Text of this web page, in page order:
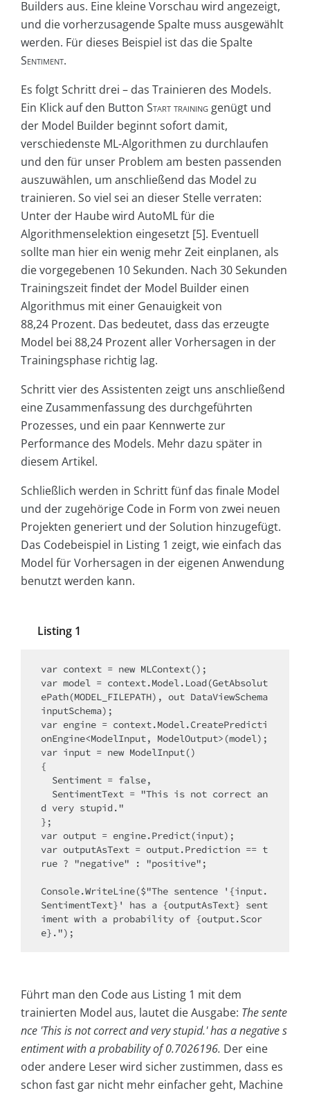
Builders aus. Eine kleine Vorschau wird angezeigt,
und die vorherzusagende Spalte muss ausgewählt
werden. Für dieses Beispiel ist das die Spalte
Sentiment.
Es folgt Schritt drei – das Trainieren des Models.
Ein Klick auf den Button Start training genügt und
der Model Builder beginnt sofort damit,
verschiedenste ML-Algorithmen zu durchlaufen
und den für unser Problem am besten passenden
auszuwählen, um anschließend das Model zu
trainieren. So viel sei an dieser Stelle verraten:
Unter der Haube wird AutoML für die
Algorithmenselektion eingesetzt [5]. Eventuell
sollte man hier ein wenig mehr Zeit einplanen, als
die vorgegebenen 10 Sekunden. Nach 30 Sekunden
Trainingszeit findet der Model Builder einen
Algorithmus mit einer Genauigkeit von
88,24 Prozent. Das bedeutet, dass das erzeugte
Model bei 88,24 Prozent aller Vorhersagen in der
Trainingsphase richtig lag.
Schritt vier des Assistenten zeigt uns anschließend
eine Zusammenfassung des durchgeführten
Prozesses, und ein paar Kennwerte zur
Performance des Models. Mehr dazu später in
diesem Artikel.
Schließlich werden in Schritt fünf das finale Model
und der zugehörige Code in Form von zwei neuen
Projekten generiert und der Solution hinzugefügt.
Das Codebeispiel in Listing 1 zeigt, wie einfach das
Model für Vorhersagen in der eigenen Anwendung
benutzt werden kann.
Listing 1
var context = new MLContext();
var model = context.Model.Load(GetAbsolut
ePath(MODEL_FILEPATH), out DataViewSchema
inputSchema);
var engine = context.Model.CreatePredicti
onEngine<ModelInput, ModelOutput>(model);
var input = new ModelInput()
{
d very stupid."
};
var output = engine.Predict(input);
var outputAsText = output.Prediction == t
rue ? "negative" : "positive";
Console.WriteLine($"The sentence '{input.
SentimentText}' has a {outputAsText} sent
iment with a probability of {output.Scor
e}.");
Führt man den Code aus Listing 1 mit dem
trainierten Model aus, lautet die Ausgabe: The sente
nce 'This is not correct and very stupid.' has a negative s
entiment with a probability of 0.7026196. Der eine
oder andere Leser wird sicher zustimmen, dass es
schon fast gar nicht mehr einfacher geht, Machine